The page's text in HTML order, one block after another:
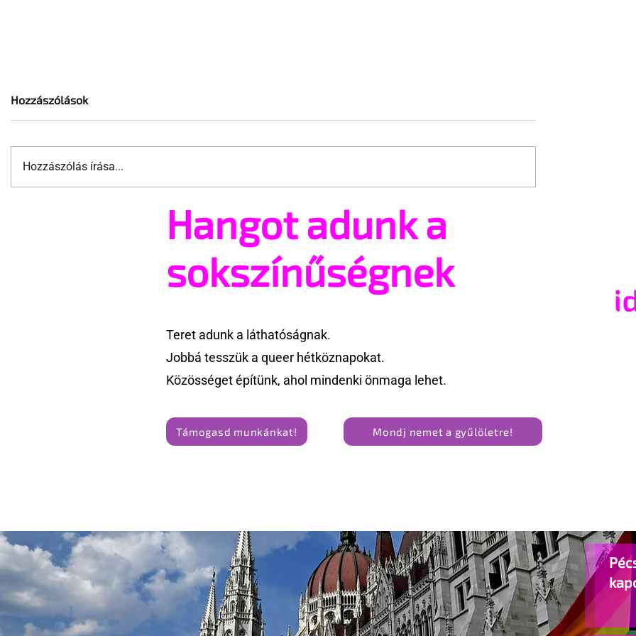
Ettől biztos sokan orgazmust
Attól lennék boldog, ha senkit
sem zavarna
transzneműségem
Hozzászólások
Hozzászólás írása...
Hangot adunk a
sokszínűségnek
Teret adunk a láthatóságnak.
Jobbá tesszük a queer hétköznapokat.
Közösséget építünk, ahol mindenki önmaga lehet.
Támogasd munkánkat! Mondj nemet a gyűlöletre!